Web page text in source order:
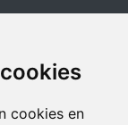
cookies en